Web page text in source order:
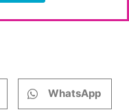
WhatsApp